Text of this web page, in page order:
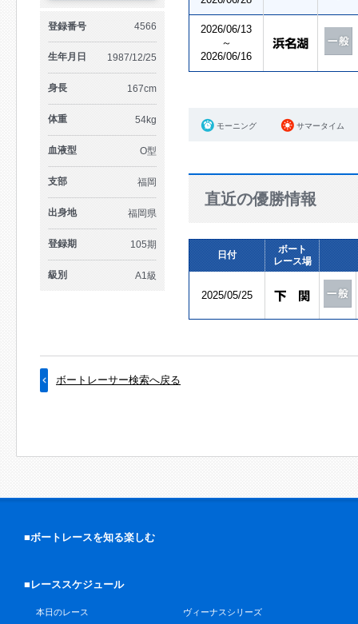
登録番号 4566
生年月日 1987/12/25
身長 167cm
体重 54kg
血液型 O型
支部 福岡
出身地 福岡県
登録期 105期
級別 A1級
2026/06/13
～
2026/06/16
モーニング サマータイム
直近の優勝情報
日付
ボート
レース場
2025/05/25
ボートレーサー検索へ戻る
■ボートレースを知る楽しむ
■レーススケジュール
本日のレース
ヴィーナスシリーズ